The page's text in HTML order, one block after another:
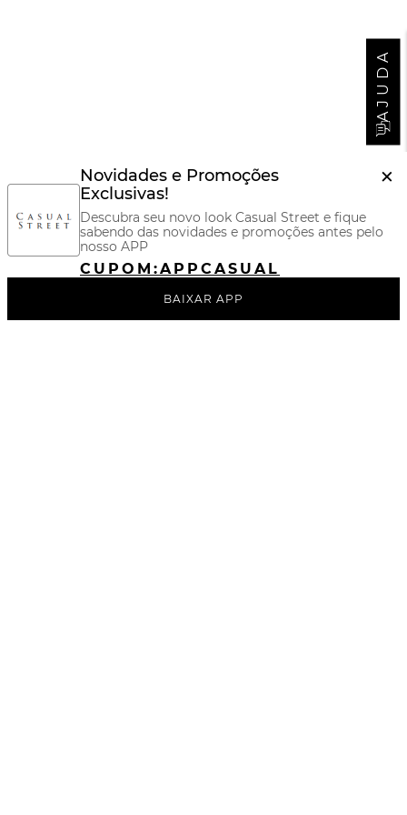
AJUDA
×
Novidades e Promoções
Exclusivas!
Descubra seu novo look Casual Street e fique
sabendo das novidades e promoções antes pelo
nosso APP
CUPOM:APPCASUAL
BAIXAR APP